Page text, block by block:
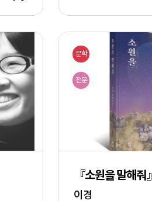
문학
전문
『소원을 말해줘』
이경